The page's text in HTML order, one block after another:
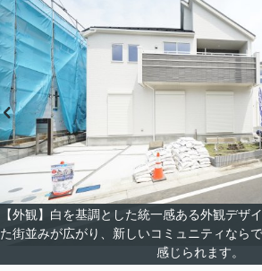
【外観】白を基調とした統一感ある外観デザ
た街並みが広がり、新しいコミュニティなら
感じられます。